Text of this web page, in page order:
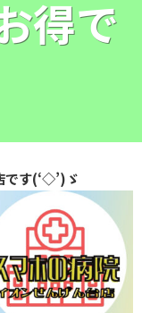
得で
です(‘◇’)ゞ